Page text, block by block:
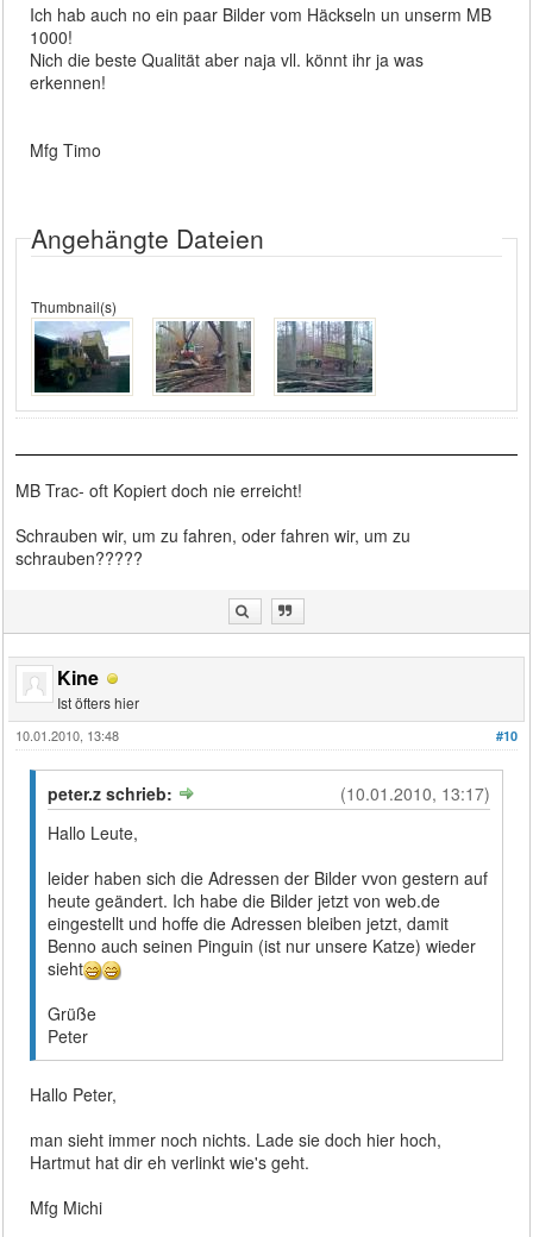
Ich hab auch no ein paar Bilder vom Häckseln un unserm MB
1000!
Nich die beste Qualität aber naja vll. könnt ihr ja was
erkennen!
Mfg Timo
Angehängte Dateien
Thumbnail(s)
MB Trac- oft Kopiert doch nie erreicht!
Schrauben wir, um zu fahren, oder fahren wir, um zu
schrauben?????
Kine
Ist öfters hier
#10
10.01.2010, 13:48
(10.01.2010, 13:17)
peter.z schrieb:
Hallo Leute,
leider haben sich die Adressen der Bilder vvon gestern auf
heute geändert. Ich habe die Bilder jetzt von web.de
eingestellt und hoffe die Adressen bleiben jetzt, damit
Benno auch seinen Pinguin (ist nur unsere Katze) wieder
sieht
Grüße
Peter
Hallo Peter,
man sieht immer noch nichts. Lade sie doch hier hoch,
Hartmut hat dir eh verlinkt wie's geht.
Mfg Michi